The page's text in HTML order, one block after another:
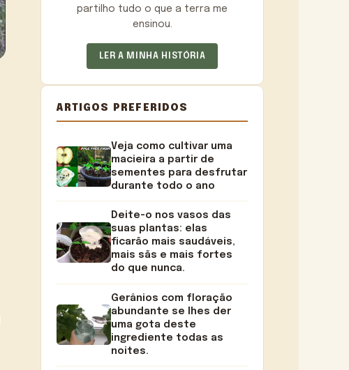
partilho tudo o que a terra me
ensinou.
LER A MINHA HISTÓRIA
ARTIGOS PREFERIDOS
Veja como cultivar uma
macieira a partir de
sementes para desfrutar
durante todo o ano
Deite-o nos vasos das
suas plantas: elas
ficarão mais saudáveis,
mais sãs e mais fortes
do que nunca.
Gerânios com floração
abundante se lhes der
uma gota deste
ingrediente todas as
noites.